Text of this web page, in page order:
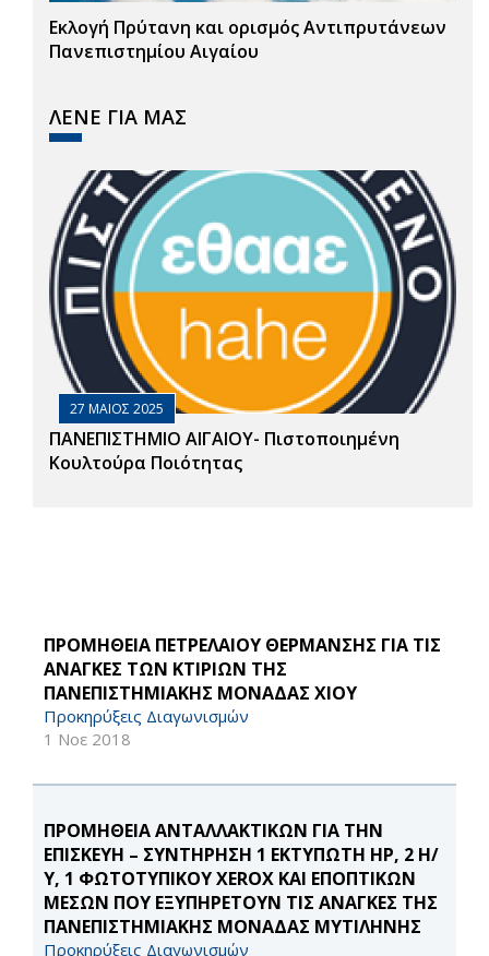
Εκλογή Πρύτανη και ορισμός Αντιπρυτάνεων
Πανεπιστημίου Αιγαίου
ΛΕΝΕ ΓΙΑ ΜΑΣ
27 ΜΑΙΟΣ 2025
ΠΑΝΕΠΙΣΤΗΜΙΟ ΑΙΓΑΙΟΥ- Πιστοποιημένη
Κουλτούρα Ποιότητας
ΠΡΟΜΗΘΕΙΑ ΠΕΤΡΕΛΑΙΟΥ ΘΕΡΜΑΝΣΗΣ ΓΙΑ ΤΙΣ
ΑΝΑΓΚΕΣ ΤΩΝ ΚΤΙΡΙΩΝ ΤΗΣ
ΠΑΝΕΠΙΣΤΗΜΙΑΚΗΣ ΜΟΝΑΔΑΣ ΧΙΟΥ
Προκηρύξεις Διαγωνισμών
1 Νοε 2018
ΠΡΟΜΗΘΕΙΑ ΑΝΤΑΛΛΑΚΤΙΚΩΝ ΓΙΑ ΤΗΝ
ΕΠΙΣΚΕΥΗ – ΣΥΝΤΗΡΗΣΗ 1 ΕΚΤΥΠΩΤΗ HP, 2 Η/
Υ, 1 ΦΩΤΟΤΥΠΙΚΟΥ XEROX ΚΑΙ ΕΠΟΠΤΙΚΩΝ
ΜΕΣΩΝ ΠΟΥ ΕΞΥΠΗΡΕΤΟΥΝ ΤΙΣ ΑΝΑΓΚΕΣ ΤΗΣ
ΠΑΝΕΠΙΣΤΗΜΙΑΚΗΣ ΜΟΝΑΔΑΣ ΜΥΤΙΛΗΝΗΣ
Προκηρύξεις Διαγωνισμών